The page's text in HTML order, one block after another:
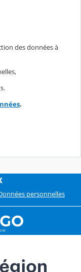
des données à
.
personnelles